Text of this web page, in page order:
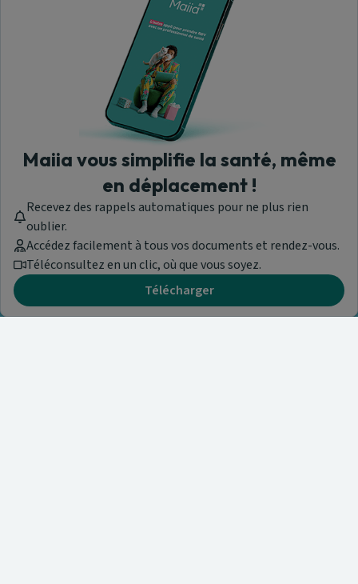
Maiia vous simplifie la santé, même
en déplacement !
Recevez des rappels automatiques pour ne plus rien
oublier.
Accédez facilement à tous vos documents et rendez-vous.
Téléconsultez en un clic, où que vous soyez.
Télécharger